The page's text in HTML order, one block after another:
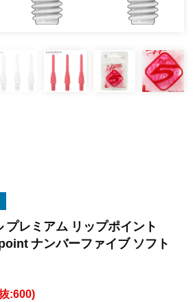
プレミアム リップポイント
ナンバーファイブ ソフト
:600)